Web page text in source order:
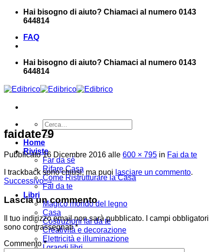
Salta
Hai bisogno di aiuto? Chiamaci al numero 0143
644814
FAQ
Hai bisogno di aiuto? Chiamaci al numero 0143
644814
Cerca:
Home
Riviste
Far da sé
Rifare Casa
Come Ristrutturare la Casa
Fai da te
Libri
Magico mondo del legno
Casa
Costruzioni fai da te
Creatività e decorazione
Elettricità e illuminazione
I grandi libri
faidate79
Pubblicato16 Dicembre 2016 alle 600 × 795 in Fai da te
I trackback sono chiusi, ma puoi lasciare un commento.
Successivo→
Lascia un commento
Il tuo indirizzo email non sarà pubblicato.
I campi obbligatori
sono contrassegnati*
Commento*